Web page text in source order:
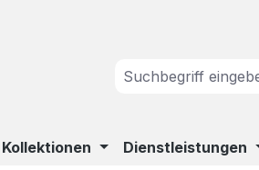
Kollektionen Dienstleistungen